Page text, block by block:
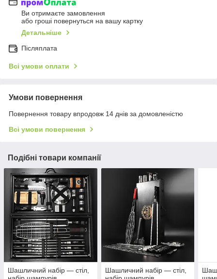
Ви отримаєте замовлення
або гроші повернуться на вашу картку
Детальніше
Післяплата
Всі умови оплати
Умови повернення
Повернення товару впродовж 14 днів за домовленістю
Всі умови повернення
Подібні товари компанії
Шашличний набір — стіл,
Шашличний набір — стіл,